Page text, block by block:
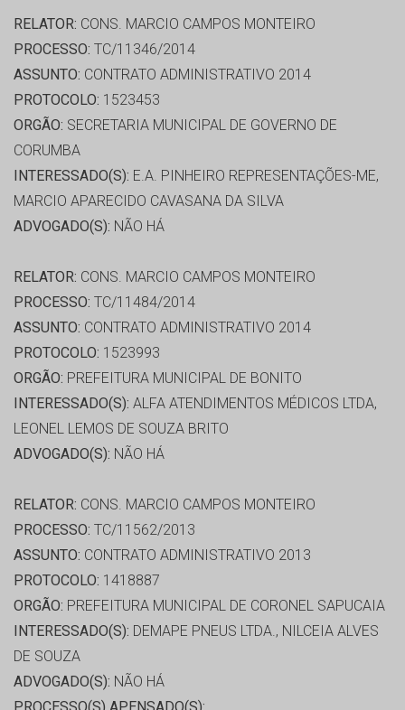
RELATOR: CONS. MARCIO CAMPOS MONTEIRO
PROCESSO: TC/11346/2014
ASSUNTO: CONTRATO ADMINISTRATIVO 2014
PROTOCOLO: 1523453
ORGÃO: SECRETARIA MUNICIPAL DE GOVERNO DE
CORUMBA
INTERESSADO(S): E.A. PINHEIRO REPRESENTAÇÕES-ME,
MARCIO APARECIDO CAVASANA DA SILVA
ADVOGADO(S): NÃO HÁ
RELATOR: CONS. MARCIO CAMPOS MONTEIRO
PROCESSO: TC/11484/2014
ASSUNTO: CONTRATO ADMINISTRATIVO 2014
PROTOCOLO: 1523993
ORGÃO: PREFEITURA MUNICIPAL DE BONITO
INTERESSADO(S): ALFA ATENDIMENTOS MÉDICOS LTDA,
LEONEL LEMOS DE SOUZA BRITO
ADVOGADO(S): NÃO HÁ
RELATOR: CONS. MARCIO CAMPOS MONTEIRO
PROCESSO: TC/11562/2013
ASSUNTO: CONTRATO ADMINISTRATIVO 2013
PROTOCOLO: 1418887
ORGÃO: PREFEITURA MUNICIPAL DE CORONEL SAPUCAIA
INTERESSADO(S): DEMAPE PNEUS LTDA., NILCEIA ALVES
DE SOUZA
ADVOGADO(S): NÃO HÁ